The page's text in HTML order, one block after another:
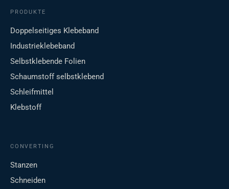
PRODUKTE
Doppelseitiges Klebeband
Industrieklebeband
Selbstklebende Folien
Schaumstoff selbstklebend
Schleifmittel
Klebstoff
CONVERTING
Stanzen
Schneiden